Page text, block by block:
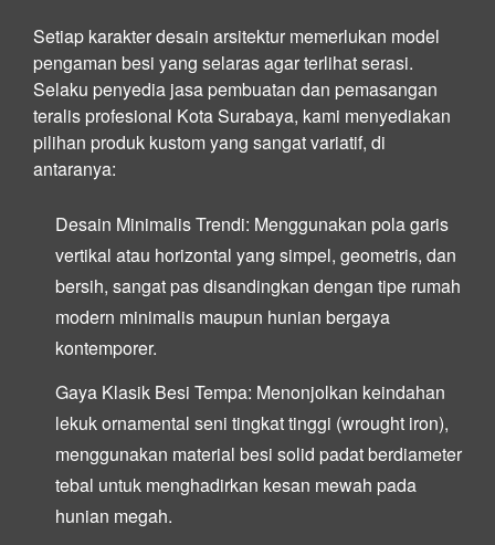
Setiap karakter desain arsitektur memerlukan model
pengaman besi yang selaras agar terlihat serasi.
Selaku penyedia jasa pembuatan dan pemasangan
teralis profesional Kota Surabaya, kami menyediakan
pilihan produk kustom yang sangat variatif, di
antaranya:
Desain Minimalis Trendi: Menggunakan pola garis
vertikal atau horizontal yang simpel, geometris, dan
bersih, sangat pas disandingkan dengan tipe rumah
modern minimalis maupun hunian bergaya
kontemporer.
Gaya Klasik Besi Tempa: Menonjolkan keindahan
lekuk ornamental seni tingkat tinggi (wrought iron),
menggunakan material besi solid padat berdiameter
tebal untuk menghadirkan kesan mewah pada
hunian megah.